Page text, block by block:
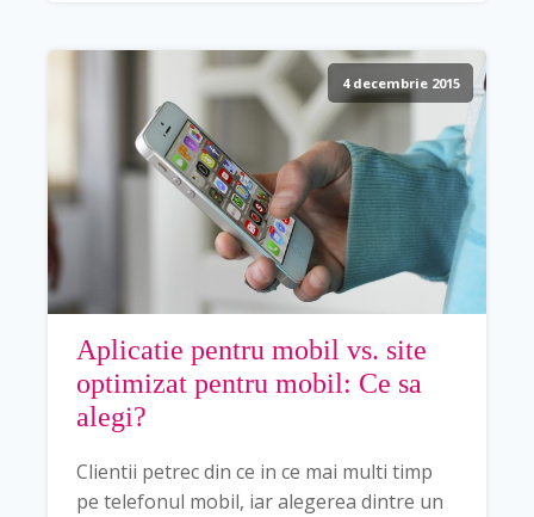
4 decembrie 2015
Aplicatie pentru mobil vs. site
optimizat pentru mobil: Ce sa
alegi?
Clientii petrec din ce in ce mai multi timp
pe telefonul mobil, iar alegerea dintre un